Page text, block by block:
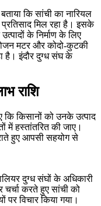
कि सांची का नारियल
प्रतिसाद मिल रहा है। इसके
के निर्माण के लिए
मटर और कोदो-कुटकी
है। इंदौर दुग्ध संघ के
राशि
कि किसानों को उनके उत्पाद
में हस्तांतरित की जाए।
हुए आपसी सहयोग से
दुग्ध संघों के अधिकारी
करते हुए सांची को
विचार किया गया।